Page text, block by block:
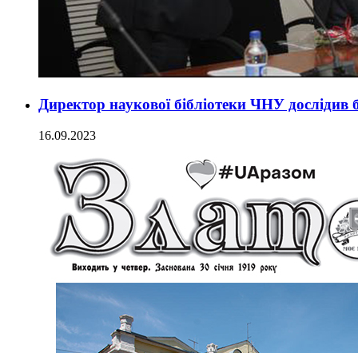
Директор наукової бібліотеки ЧНУ дослідив
16.09.2023